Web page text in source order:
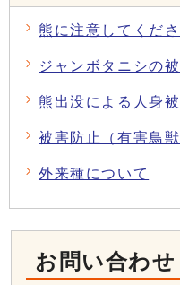
熊に注意してくだ
ジャンボタニシの
熊出没による人身
被害防止（有害鳥
外来種について
お問い合わせ